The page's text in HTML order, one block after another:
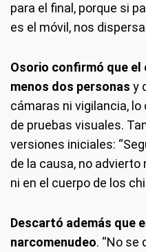
para el final, porque si
es el móvil, nos
Osorio confirmó que el
menos dos personas y
cámaras ni vigilancia,
de pruebas visuales.
versiones iniciales:
de la causa, no advierto
ni en el cuerpo de los
Descartó además que
narcomenudeo. “No se